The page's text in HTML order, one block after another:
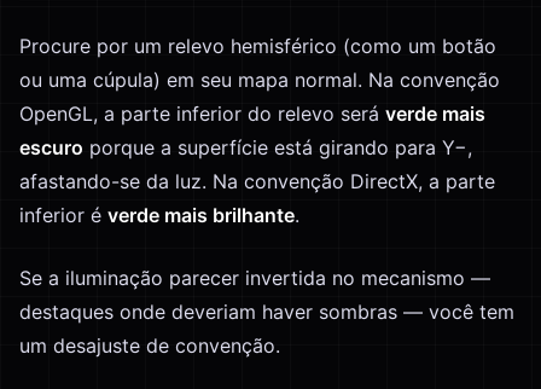
Procure por um relevo hemisférico (como um botão
ou uma cúpula) em seu mapa normal. Na convenção
OpenGL, a parte inferior do relevo será verde mais
escuro porque a superfície está girando para Y−,
afastando-se da luz. Na convenção DirectX, a parte
inferior é verde mais brilhante.
Se a iluminação parecer invertida no mecanismo —
destaques onde deveriam haver sombras — você tem
um desajuste de convenção.